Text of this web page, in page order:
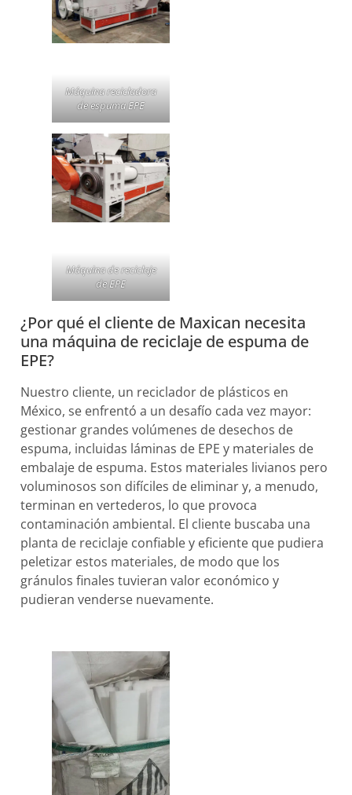
Máquina recicladora
de espuma EPE
Máquina de reciclaje
de EPE
¿Por qué el cliente de Maxican necesita
una máquina de reciclaje de espuma de
EPE?
Nuestro cliente, un reciclador de plásticos en
México, se enfrentó a un desafío cada vez mayor:
gestionar grandes volúmenes de desechos de
espuma, incluidas láminas de EPE y materiales de
embalaje de espuma. Estos materiales livianos pero
voluminosos son difíciles de eliminar y, a menudo,
terminan en vertederos, lo que provoca
contaminación ambiental. El cliente buscaba una
planta de reciclaje confiable y eficiente que pudiera
peletizar estos materiales, de modo que los
gránulos finales tuvieran valor económico y
pudieran venderse nuevamente.